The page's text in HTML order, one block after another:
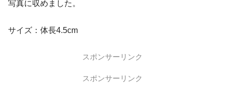
写真に収めました。
サイズ：体長4.5cm
スポンサーリンク
スポンサーリンク